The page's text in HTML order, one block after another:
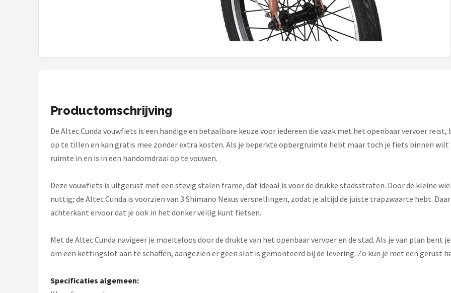
BBB Cycling
Schwalbe
Productomschrijving
De Altec Cunda vouwfiets is een handige en betaalbare keuze voor iedereen die vaak met het openbaar vervoer
op te tillen en kan gratis mee zonder extra kosten. Als je beperkte opbergruimte hebt maar toch je fiets binnen
ruimte in en is in een handomdraai op te vouwen.
Deze vouwfiets is uitgerust met een stevig stalen frame, dat ideaal is voor de drukke stadsstraten. Door de kleine
nuttig; de Altec Cunda is voorzien van 3 Shimano Nexus versnellingen, zodat je altijd de juiste trapzwaarte hebt.
achterkant ervoor dat je ook in het donker veilig kunt fietsen.
Met de Altec Cunda navigeer je moeiteloos door de drukte van het openbaar vervoer en de stad. Als je van plan
om een kettingslot aan te schaffen, aangezien er geen slot is gemonteerd bij de levering. Zo kun je met een gerust
Specificaties algemeen: